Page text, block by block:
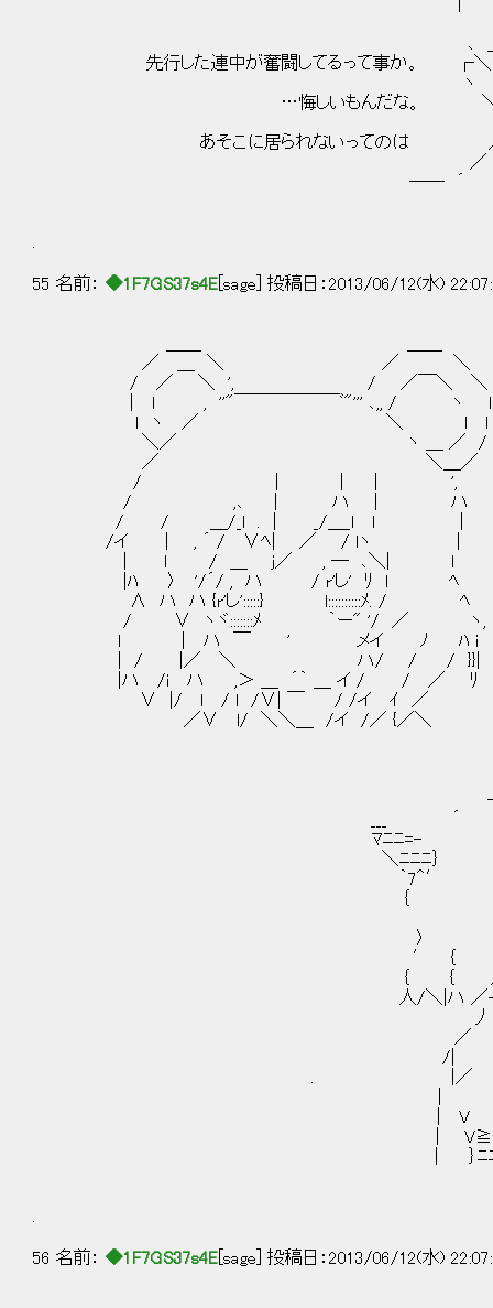
､ ＿ .|￣￣￣
先行した連中が奮闘してるって
ヽ ｀ ー --
…悔しいもんだな
あそこに居られないっ
／
――
55 名前： ◆1F7GS37s4E [sage] 投稿日：2013/06/12(水)
／ ＿ ＼ ／ ＼
/ ／ ＼ ', / ／￣＼ ＼
| l , ''"￣￣￣￣￣￣ﾞ"''' ､,, / ヽ l
l ヽ ／ ＼ l l
＼／ ヽ ＿ ／ /
／ ＼＿／
/ | | | ',
/ ,､ | ハ | ハ
/ / ＿/_l . | _/＿_l l |
/イ | , ´ / ∨ﾍ| ／ / lヽ |
| l / ＿ j／ , ─ ､＼| l 仕方あ
|ﾊ 〉 '/´/ , ハ / r'し' ﾘ l ﾍ
∧ ハ ハ {r'し':::::} l::::::::::ﾒ. / ﾍ
/ ∨ ヽヾ:::::::ﾒ ｀ー" '/ ／ ヽ, 最大手
l | ハ ￣ ' メイ ﾉ ﾊ i 深都が発
| / |／ ＼ ハ/ / / }}|
|ハ /i ハ ,＞ ＿ ´｀ ＿ イ / / ／ ﾘ
∨ |/ l / l /∨| ￣ / /イ ｲ ／
／∨ l/ ＼＼＿ /イ /／ {／＼
-
ﾏﾆﾆ=- /ﾆﾆ
＼ﾆﾆﾆ｝ L二
｀7＾′
｛
〉
′ ｛ | | リ
｛ ｛ 人 ｝
人/＼|ハ ／-‐ ＼/｝／
丿 ｀
／
/| ⌒丶 /
. |／ ＼
| V |
| V≧=‐--
| ｝ﾆﾆﾆﾆﾆﾆﾆ
56 名前： ◆1F7GS37s4E [sage] 投稿日：2013/06/12(水)